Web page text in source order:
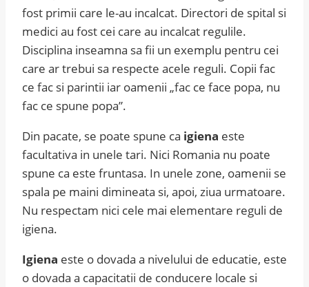
fost primii care le-au incalcat. Directori de spital si
medici au fost cei care au incalcat regulile.
Disciplina inseamna sa fii un exemplu pentru cei
care ar trebui sa respecte acele reguli. Copii fac
ce fac si parintii iar oamenii „fac ce face popa, nu
fac ce spune popa”.
Din pacate, se poate spune ca igiena este
facultativa in unele tari. Nici Romania nu poate
spune ca este fruntasa. In unele zone, oamenii se
spala pe maini dimineata si, apoi, ziua urmatoare.
Nu respectam nici cele mai elementare reguli de
igiena.
Igiena este o dovada a nivelului de educatie, este
o dovada a capacitatii de conducere locale si